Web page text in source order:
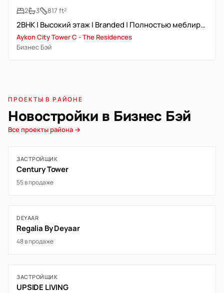
2
3 817 ft²
2BHK | Высокий этаж | Branded | Полностью меблирована | Office
Aykon City Tower C - The Residences
Бизнес Бэй
ПРОЕКТЫ В РАЙОНЕ
Новостройки в Бизнес Бэй
Все проекты района →
ЗАСТРОЙЩИК
Century Tower
55 в продаже
DEYAAR
Regalia By Deyaar
48 в продаже
ЗАСТРОЙЩИК
UPSIDE LIVING